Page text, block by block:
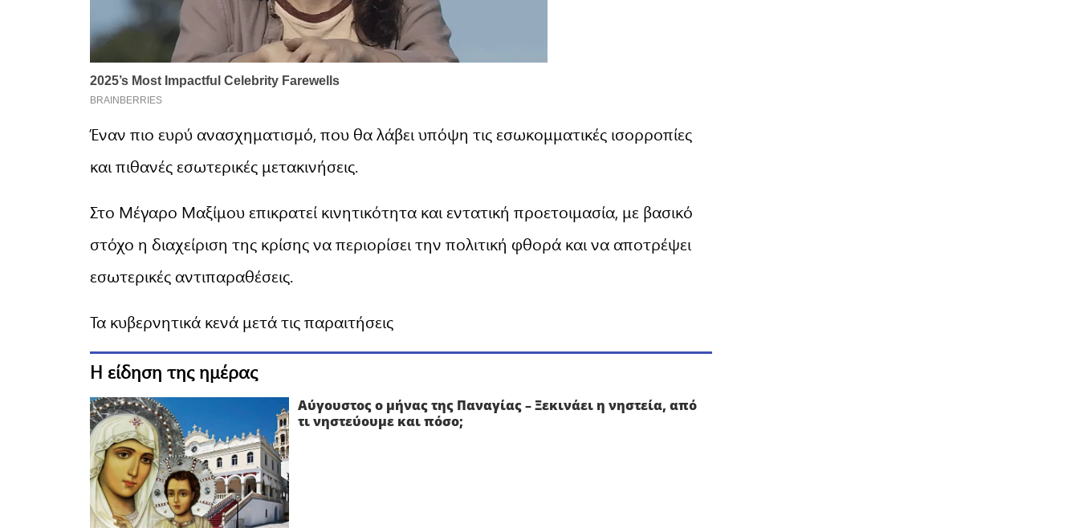
Έναν πιο ευρύ ανασχηματισμό, που θα λάβει υπόψη τις εσωκομματικές ισορροπίες
και πιθανές εσωτερικές μετακινήσεις.
Στο Μέγαρο Μαξίμου επικρατεί κινητικότητα και εντατική προετοιμασία, με βασικό
στόχο η διαχείριση της κρίσης να περιορίσει την πολιτική φθορά και να αποτρέψει
εσωτερικές αντιπαραθέσεις.
Τα κυβερνητικά κενά μετά τις παραιτήσεις
Η είδηση της ημέρας
Αύγουστος ο μήνας της Παναγίας – Ξεκινάει η νηστεία, από
τι νηστεύουμε και πόσο;